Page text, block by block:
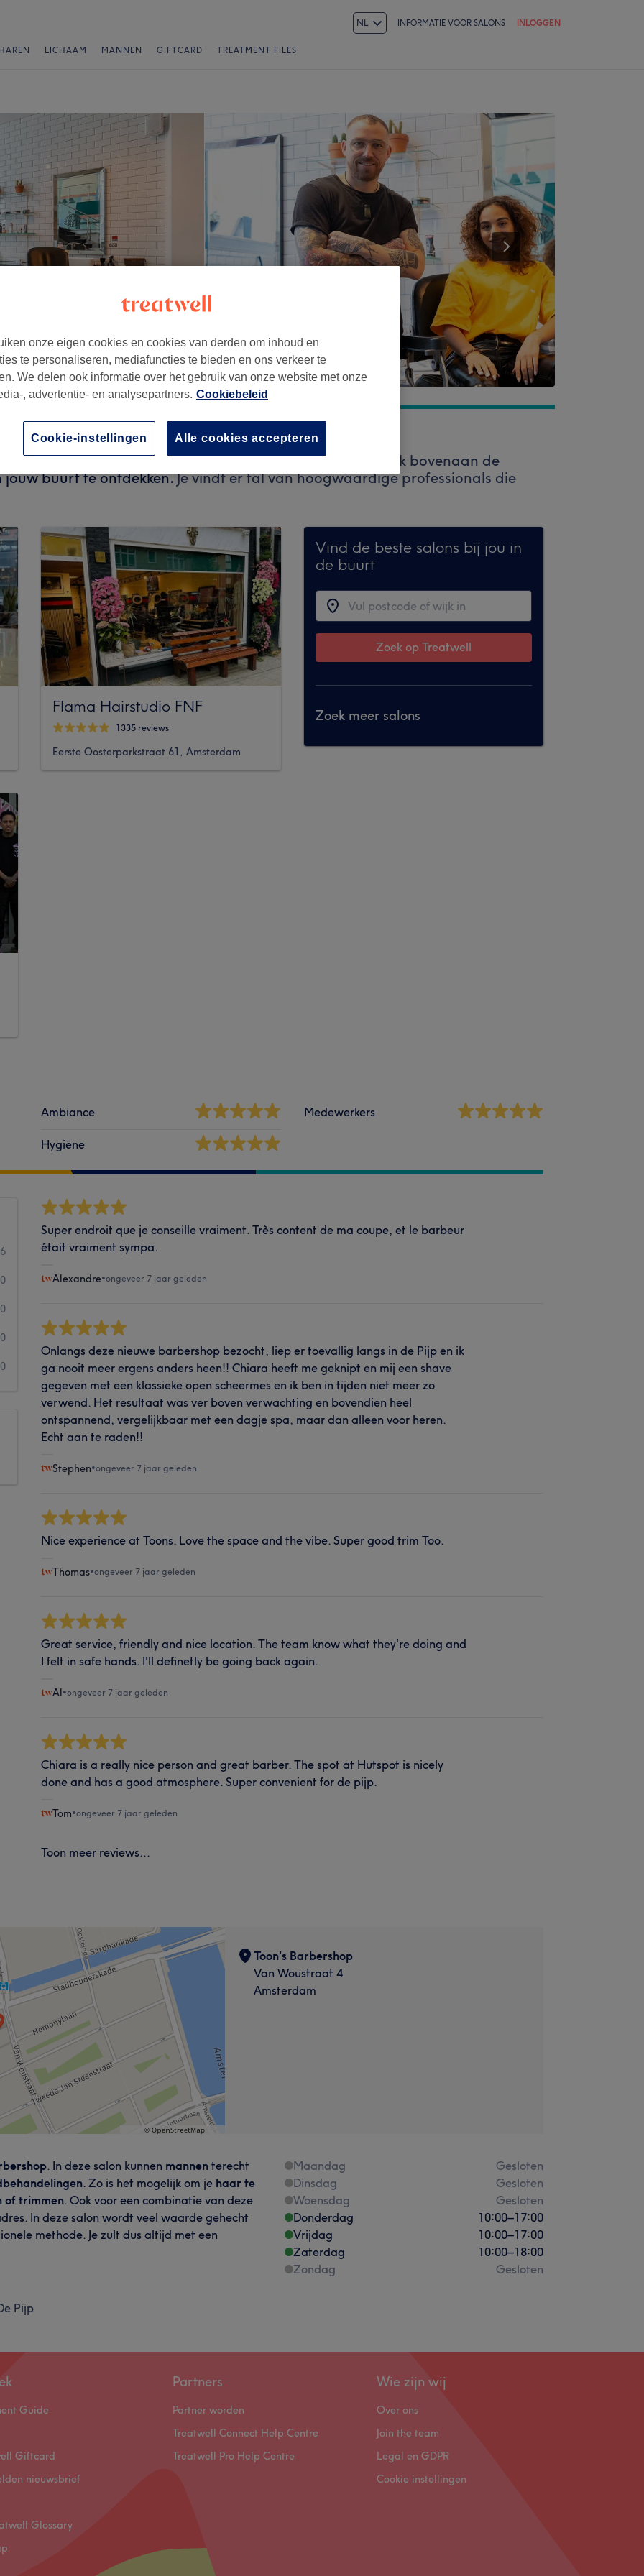
NL INFORMATIE VOOR SALONS INLOGGEN
LICHAAM MANNEN GIFTCARD TREATMENT FILES
geen boekingen via Treatwell. Gebruik de zoekbalk bovenaan de
jouw buurt te ontdekken. Je vindt er tal van hoogwaardige professionals die
Flama Hairstudio FNF
1335 reviews
Eerste Oosterparkstraat 61, Amsterdam
Vind de beste salons bij jou in
de buurt
Zoek op Treatwell
Zoek meer salons
Ambiance
Hygiëne
Medewerkers
6
0
0
0
0
Super endroit que je conseille vraiment. Très content de ma coupe, et le barbeur
était vraiment sympa.
Alexandre•ongeveer 7 jaar geleden
Onlangs deze nieuwe barbershop bezocht, liep er toevallig langs in de Pijp en ik
ga nooit meer ergens anders heen!! Chiara heeft me geknipt en mij een shave
gegeven met een klassieke open scheermes en ik ben in tijden niet meer zo
verwend. Het resultaat was ver boven verwachting en bovendien heel
ontspannend, vergelijkbaar met een dagje spa, maar dan alleen voor heren.
Echt aan te raden!!
Stephen•ongeveer 7 jaar geleden
Nice experience at Toons. Love the space and the vibe. Super good trim Too.
Thomas•ongeveer 7 jaar geleden
Great service, friendly and nice location. The team know what they're doing and
I felt in safe hands. I'll definetly be going back again.
Al•ongeveer 7 jaar geleden
Chiara is a really nice person and great barber. The spot at Hutspot is nicely
done and has a good atmosphere. Super convenient for de pijp.
Tom•ongeveer 7 jaar geleden
Toon meer reviews...
Toon's Barbershop
Van Woustraat 4
Amsterdam
. In deze salon kunnen mannen terecht
. Zo is het mogelijk om je haar te
of trimmen. Ook voor een combinatie van deze
In deze salon wordt veel waarde gehecht
methode. Je zult dus altijd met een
Maandag
Gesloten
Dinsdag
Gesloten
Woensdag
Gesloten
Donderdag
10:00–17:00
Vrijdag
10:00–17:00
Zaterdag
10:00–18:00
Zondag
Gesloten
Pijp
Guide
Giftcard
nieuwsbrief
Glossary
Partners
Partner worden
Treatwell Connect Help Centre
Treatwell Pro Help Centre
Wie zijn wij
Over ons
Join the team
Legal en GDPR
Cookie instellingen
onze eigen cookies en cookies van derden om inhoud en
te personaliseren, mediafuncties te bieden en ons verkeer te
We delen ook informatie over het gebruik van onze website met onze
, advertentie- en analysepartners. Cookiebeleid
Alle cookies accepteren
Cookie-instellingen